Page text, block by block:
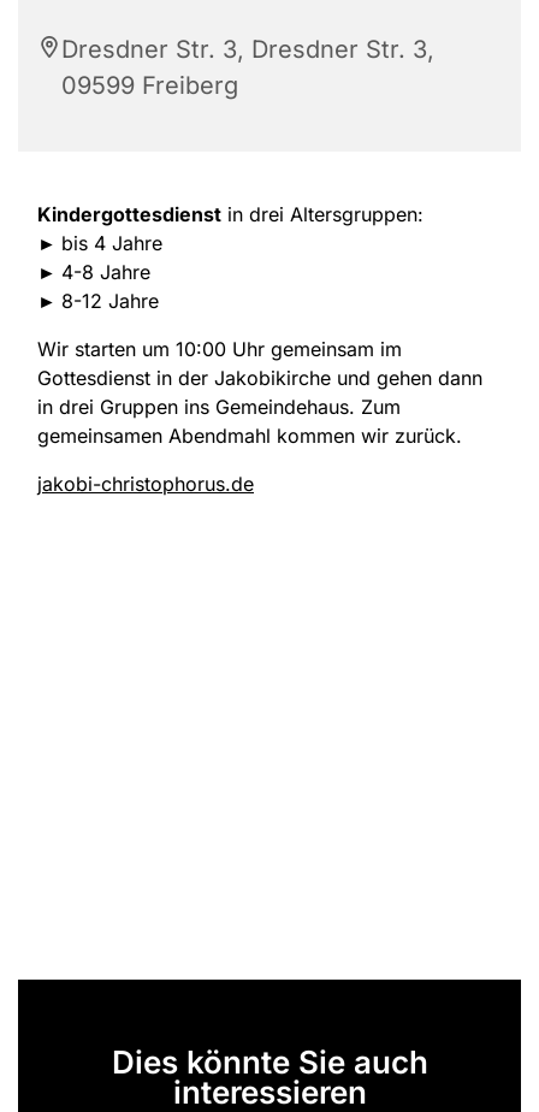
Dresdner Str. 3, Dresdner Str. 3,
09599 Freiberg
Kindergottesdienst in drei Altersgruppen:
► bis 4 Jahre
► 4-8 Jahre
► 8-12 Jahre
Wir starten um 10:00 Uhr gemeinsam im
Gottesdienst in der Jakobikirche und gehen dann
in drei Gruppen ins Gemeindehaus. Zum
gemeinsamen Abendmahl kommen wir zurück.
jakobi-christophorus.de
Dies könnte Sie auch
interessieren